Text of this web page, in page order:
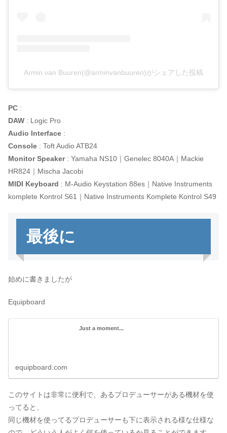
Armin van Buuren(@arminvanbuuren)がシェアした投稿
PC :
DAW : Logic Pro
Audio Interface :
Console : Toft Audio ATB24
Monitor Speaker: Yamaha NS10｜Genelec 8040A｜Mackie
HR824｜Mischa Jacobi
MIDI Keyboard : M-Audio Keystation 88es｜Native Instruments
komplete Kontrol S61｜Native Instruments Komplete Kontrol S49
最後に
始めに書きましたが
Equipboard
Just a moment...
equipboard.com
このサイトは非常に便利で、あるプロデューサーがある機材を使
ってると、
同じ機材を使ってるプロデューサーも下に表示される様な仕様な